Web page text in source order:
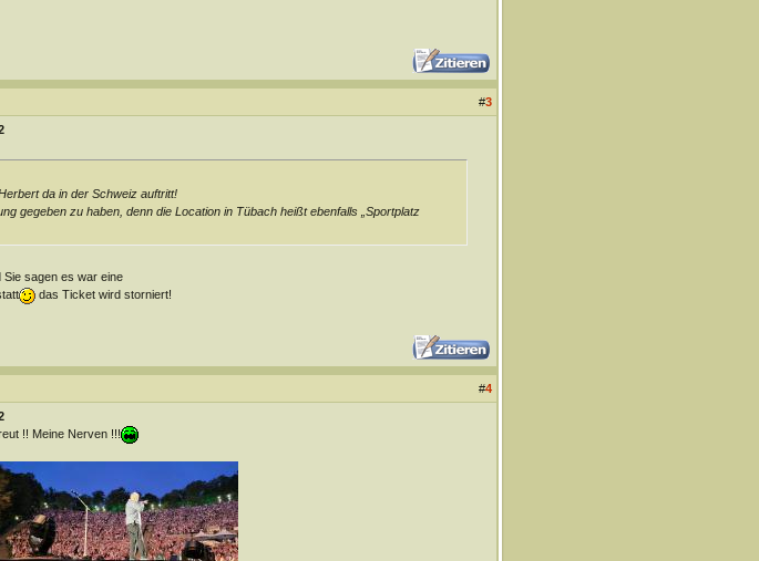
#3
da in der Schweiz auftritt!
gegeben zu haben, denn die Location in Tübach heißt ebenfalls „Sportplatz
sagen es war eine
das Ticket wird storniert!
#4
!! Meine Nerven !!!